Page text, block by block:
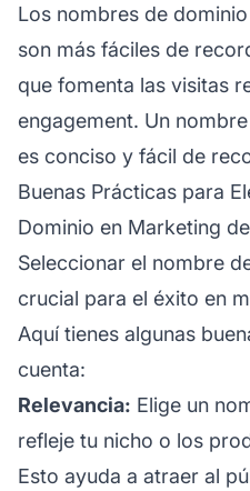
Los nombres de
son más fáciles de
que fomenta las visitas
engagement. Un
es conciso y fácil de
Buenas Prácticas para
Dominio en Marketing
Seleccionar el nombre
crucial para el éxito en
Aquí tienes algunas
cuenta:
Relevancia: Elige un
refleje tu nicho o los
Esto ayuda a atraer al